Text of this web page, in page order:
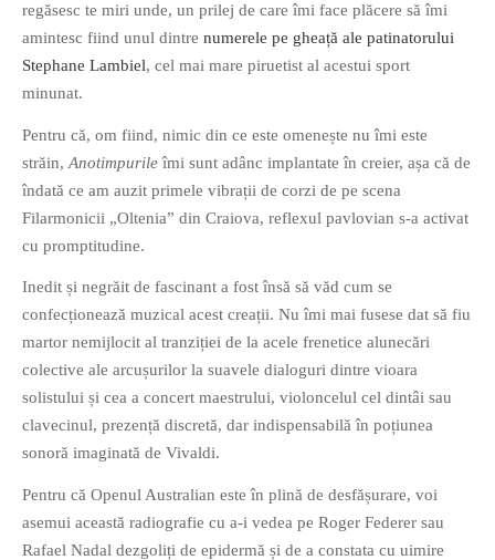
If you like movies, words and
mind games, then this is the
book for you. Take the
challenge of creating your
own acrostics and describing
famous movies by using the
very letters of their titles!
RASFOIESTE
regăsesc te miri unde, un prilej de care îmi face plăcere să îmi
amintesc fiind unul dintre numerele pe gheață ale patinatorului
Stephane Lambiel, cel mai mare piruetist al acestui sport
minunat.
Pentru că, om fiind, nimic din ce este omenește nu îmi este
străin, Anotimpurileîmi sunt adânc implantate în creier, așa că de
îndată ce am auzit primele vibrații de corzi de pe scena
Filarmonicii „Oltenia” din Craiova, reflexul pavlovian s-a activat
cu promptitudine.
Inedit și negrăit de fascinant a fost însă să văd cum se
confecționează muzical acest creații. Nu îmi mai fusese dat să fiu
martor nemijlocit al tranziției de la acele frenetice alunecări
colective ale arcușurilor la suavele dialoguri dintre vioara
solistului și cea a concert maestrului, violoncelul cel dintâi sau
clavecinul, prezență discretă, dar indispensabilă în poțiunea
sonoră imaginată de Vivaldi.
Pentru că Openul Australian este în plină de desfășurare, voi
asemui această radiografie cu a-i vedea pe Roger Federer sau
Rafael Nadal dezgoliți de epidermă și de a constata cu uimire